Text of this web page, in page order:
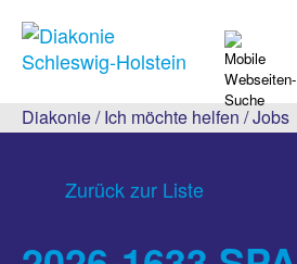
Diakonie/Ich möchte helfen /Jobs
Zurück zur Liste